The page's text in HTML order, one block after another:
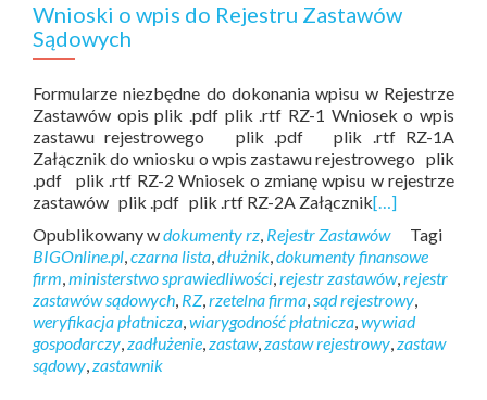
Wnioski o wpis do Rejestru Zastawów
Sądowych
Formularze niezbędne do dokonania wpisu w Rejestrze
Zastawów opis plik .pdf plik .rtf RZ-1 Wniosek o wpis
zastawu rejestrowego plik .pdf plik .rtf RZ-1A
Załącznik do wniosku o wpis zastawu rejestrowego plik
.pdf plik .rtf RZ-2 Wniosek o zmianę wpisu w rejestrze
zastawów plik .pdf plik .rtf RZ-2A Załącznik[…]
Opublikowany wdokumenty rz, Rejestr Zastawów
Tagi
BIGOnline.pl,czarna lista,dłużnik,dokumenty finansowe
firm,ministerstwo sprawiedliwości,rejestr zastawów,rejestr
zastawów sądowych, RZ,rzetelna firma,sąd rejestrowy,
weryfikacja płatnicza,wiarygodność płatnicza,wywiad
gospodarczy,zadłużenie,zastaw,zastaw rejestrowy,zastaw
sądowy,zastawnik